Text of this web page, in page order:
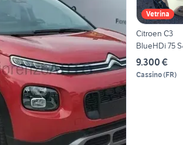
Vetrina
Citroen C3
BlueHDi 75
Shine
9.300 €
Cassino(FR)